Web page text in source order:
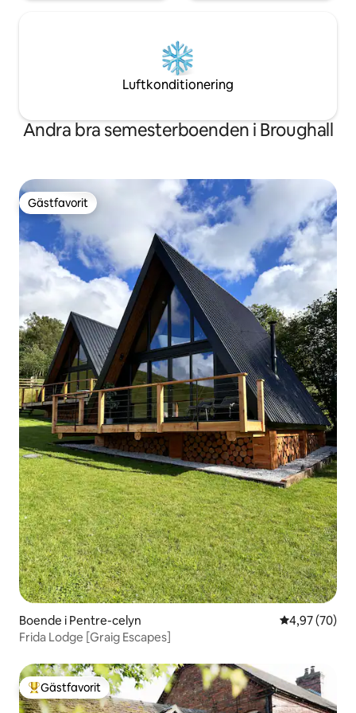
Luftkonditionering
Andra bra semesterboenden i Broughall
Gästfavorit
Gästfavorit
Boende i Pentre-celyn 4,97 av 5 i
4,97 (70)
Frida Lodge [Graig Escapes]
Populär gästfavorit
Gästfavorit